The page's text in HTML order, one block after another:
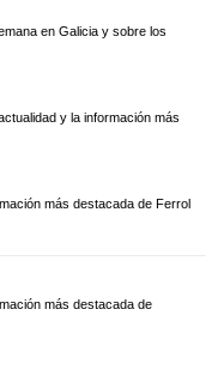
en Galicia y sobre los
y la información más
más destacada de Ferrol
más destacada de